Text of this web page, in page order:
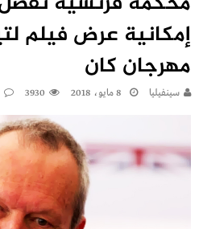
إمكانية عرض فيلم
مهرجان كان
سينفيليا 8 مايو، 2018 3930